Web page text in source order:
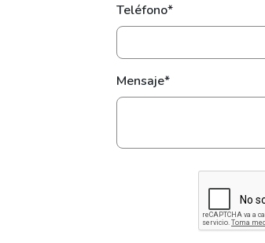
Teléfono*
Mensaje*